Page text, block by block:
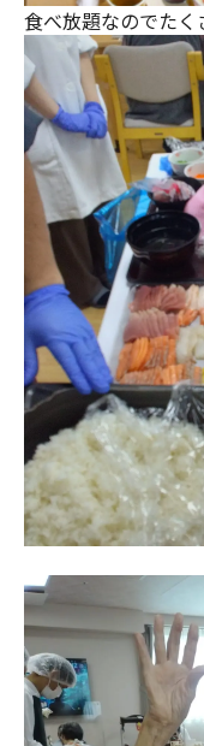
食べ放題なのでたく